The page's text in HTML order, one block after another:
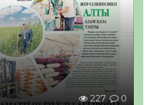
227 0